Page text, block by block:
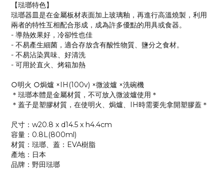
【琺瑯特色】
琺瑯器皿是在金屬板材表面加上玻璃釉，再進行高溫燒製，利用
兩者的特性互相配合形成，成為許多優點的用具或食器。
- 導熱效果好，冷卻性也佳
- 不易產生細菌，​適合存放含有酸性物質、鹽分之食材。
- 不易沾染異味、好清洗
- 可用於直火、烤箱加熱
○明火 ○焗爐 ×IH(100v) ×微波爐 ×洗碗機
＊琺瑯本體是金屬材質，不可放入微波爐使用＊
＊蓋子是塑膠材質，在使明火、焗爐、IH時需要先拿開塑膠蓋＊
尺寸：w20.8 x d14.5 x h4.4cm
容量：0.8L(800ml)
材質：琺瑯、蓋：EVA樹脂
產地：日本
品牌：野田琺瑯